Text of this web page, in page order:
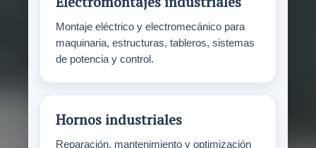
Montaje eléctrico y electromecánico para
maquinaria, estructuras, tableros, sistemas
de potencia y control.
Hornos industriales
Reparación, mantenimiento y optimización